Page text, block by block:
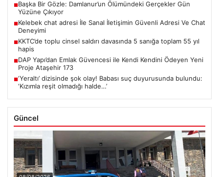
■Başka Bir Gözle: Damlanur’un Ölümündeki Gerçekler Gün
Yüzüne Çıkıyor
■Kelebek chat adresi İle Sanal İletişimin Güvenli Adresi Ve Chat
Deneyimi
■KKTC’de toplu cinsel saldırı davasında 5 sanığa toplam 55 yıl
hapis
■DAP Yapı’dan Emlak Güvencesi ile Kendi Kendini Ödeyen Yeni
Proje Ataşehir 173
■‘Yeraltı’ dizisinde şok olay! Babası suç duyurusunda bulundu:
‘Kızımla reşit olmadığı halde…’
Güncel